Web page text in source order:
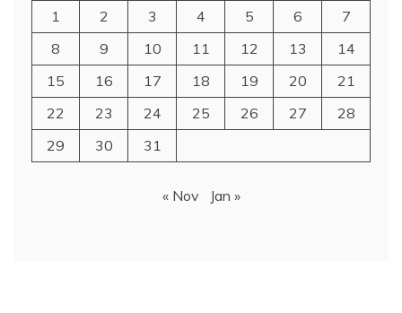
1
2 3 4 5 6
7
8
9 10 11 12 13
14
15
16 17 18 19 20
21
22
23 24 25 26 27
28
29
30 31
« Nov Jan »